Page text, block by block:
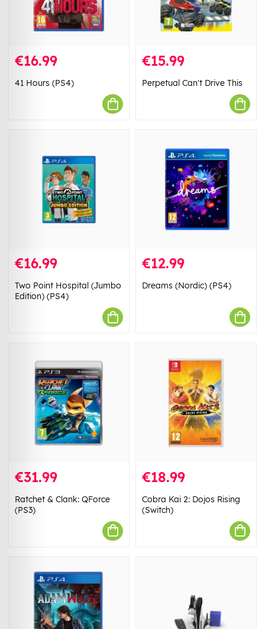
€16.99
41 Hours (PS4)
€15.99
Perpetual Can't Drive This
€16.99
Two Point Hospital (Jumbo
Edition) (PS4)
€12.99
Dreams (Nordic) (PS4)
€31.99
Ratchet & Clank: QForce
(PS3)
€18.99
Cobra Kai 2: Dojos Rising
(Switch)